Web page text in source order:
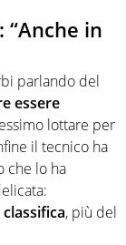
in
parlando del
essere
lottare per
il tecnico ha
che lo ha
, più del